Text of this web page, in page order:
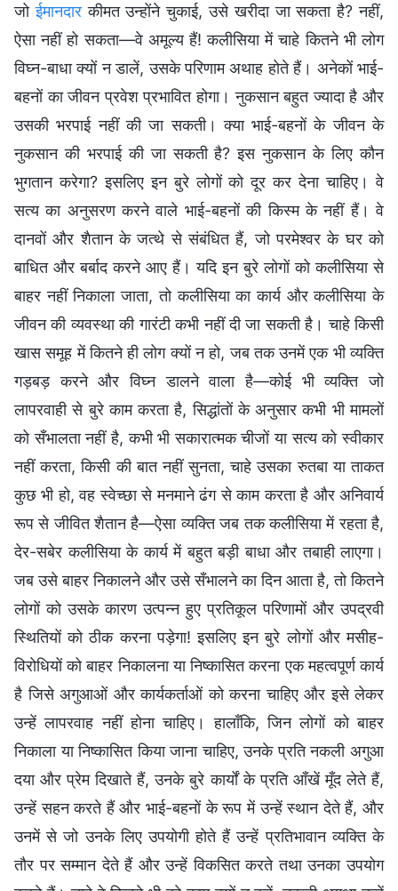
जोईमानदारकीमत उन्होंने चुकाई, उसे खरीदा जा सकता है? नहीं,
ऐसा नहीं हो सकता—वे अमूल्य हैं! कलीसिया में चाहे कितने भी लोग
विघ्न-बाधा क्यों न डालें, उसके परिणाम अथाह होते हैं। अनेकों भाई-
बहनों का जीवन प्रवेश प्रभावित होगा। नुकसान बहुत ज्यादा है और
उसकी भरपाई नहीं की जा सकती। क्या भाई-बहनों के जीवन के
नुकसान की भरपाई की जा सकती है? इस नुकसान के लिए कौन
भुगतान करेगा? इसलिए इन बुरे लोगों को दूर कर देना चाहिए। वे
सत्य का अनुसरण करने वाले भाई-बहनों की किस्म के नहीं हैं। वे
दानवों और शैतान के जत्थे से संबंधित हैं, जो परमेश्वर के घर को
बाधित और बर्बाद करने आए हैं। यदि इन बुरे लोगों को कलीसिया से
बाहर नहीं निकाला जाता, तो कलीसिया का कार्य और कलीसिया के
जीवन की व्यवस्था की गारंटी कभी नहीं दी जा सकती है। चाहे किसी
खास समूह में कितने ही लोग क्यों न हो, जब तक उनमें एक भी व्यक्ति
गड़बड़ करने और विघ्न डालने वाला है—कोई भी व्यक्ति जो
लापरवाही से बुरे काम करता है, सिद्धांतों के अनुसार कभी भी मामलों
को सँभालता नहीं है, कभी भी सकारात्मक चीजों या सत्य को स्वीकार
नहीं करता, किसी की बात नहीं सुनता, चाहे उसका रुतबा या ताकत
कुछ भी हो, वह स्वेच्छा से मनमाने ढंग से काम करता है और अनिवार्य
रूप से जीवित शैतान है—ऐसा व्यक्ति जब तक कलीसिया में रहता है,
देर-सबेर कलीसिया के कार्य में बहुत बड़ी बाधा और तबाही लाएगा।
जब उसे बाहर निकालने और उसे सँभालने का दिन आता है, तो कितने
लोगों को उसके कारण उत्पन्न हुए प्रतिकूल परिणामों और उपद्रवी
स्थितियों को ठीक करना पड़ेगा! इसलिए इन बुरे लोगों और मसीह-
विरोधियों को बाहर निकालना या निष्‍कासित करना एक महत्वपूर्ण कार्य
है जिसे अगुआओं और कार्यकर्ताओं को करना चाहिए और इसे लेकर
उन्हें लापरवाह नहीं होना चाहिए। हालाँकि, जिन लोगों को बाहर
निकाला या निष्‍कासित किया जाना चाहिए, उनके प्रति नकली अगुआ
दया और प्रेम दिखाते हैं, उनके बुरे कार्यों के प्रति आँखें मूँद लेते हैं,
उन्हें सहन करते हैं और भाई-बहनों के रूप में उन्हें स्थान देते हैं, और
उनमें से जो उनके लिए उपयोगी होते हैं उन्हें प्रतिभावान व्यक्ति के
तौर पर सम्मान देते हैं और उन्हें विकसित करते तथा उनका उपयोग